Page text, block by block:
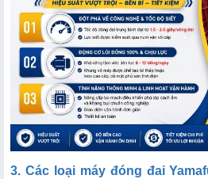
3. Các loại máy đóng đai